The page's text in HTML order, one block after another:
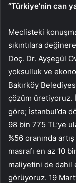
“Türkiye’nin can
Meclisteki
sıkıntılara
Doç. Dr. Ayşegül
yoksulluk ve
Bakırköy
çözüm üretiyoruz.
göre; İstanbul’da
98 bin 775 TL’ye
%56 oranında
masrafı en az 10
maliyetini de dahil
görüyoruz. 19